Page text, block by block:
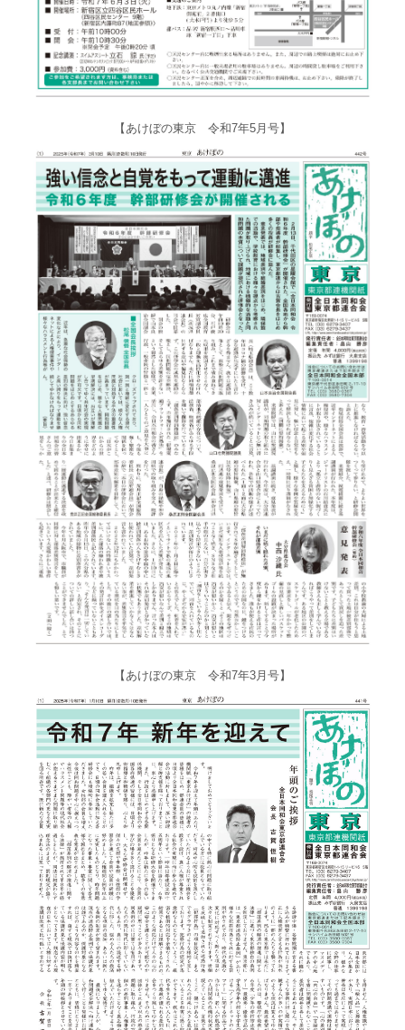
【あけぼの東京 令和7年5月号】
【あけぼの東京 令和7年3月号】